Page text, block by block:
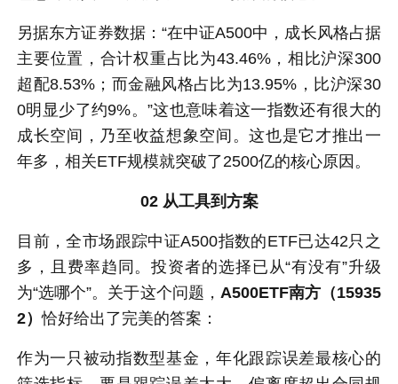
另据东方证券数据：“在中证A500中，成长风格占据
主要位置，合计权重占比为43.46%，相比沪深300
超配8.53%；而金融风格占比为13.95%，比沪深30
0明显少了约9%。”这也意味着这一指数还有很大的
成长空间，乃至收益想象空间。这也是它才推出一
年多，相关ETF规模就突破了2500亿的核心原因。
02 从工具到方案
目前，全市场跟踪中证A500指数的ETF已达42只之
多，且费率趋同。投资者的选择已从“有没有”升级
为“选哪个”。关于这个问题， A500ETF南方（15935
2）恰好给出了完美的答案：
作为一只被动指数型基金，年化跟踪误差最核心的